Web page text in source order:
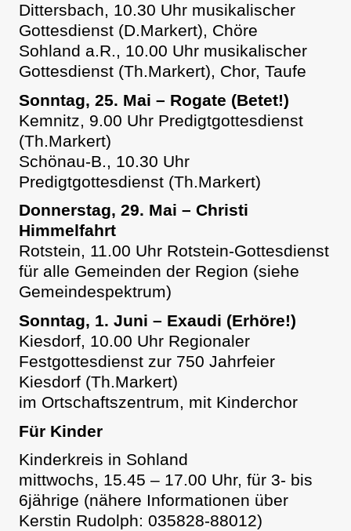
Dittersbach, 10.30 Uhr musikalischer
Gottesdienst (D.Markert), Chöre
Sohland a.R., 10.00 Uhr musikalischer
Gottesdienst (Th.Markert), Chor, Taufe
Sonntag, 25. Mai – Rogate (Betet!)
Kemnitz, 9.00 Uhr Predigtgottesdienst
(Th.Markert)
Schönau-B., 10.30 Uhr
Predigtgottesdienst (Th.Markert)
Donnerstag, 29. Mai – Christi
Himmelfahrt
Rotstein, 11.00 Uhr Rotstein-Gottesdienst
für alle Gemeinden der Region (siehe
Gemeindespektrum)
Sonntag, 1. Juni – Exaudi (Erhöre!)
Kiesdorf, 10.00 Uhr Regionaler
Festgottesdienst zur 750 Jahrfeier
Kiesdorf (Th.Markert)
im Ortschaftszentrum, mit Kinderchor
Für Kinder
Kinderkreis in Sohland
mittwochs, 15.45 – 17.00 Uhr, für 3- bis
6jährige (nähere Informationen über
Kerstin Rudolph: 035828-88012)